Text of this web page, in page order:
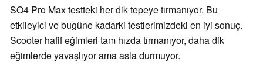
SO4 Pro Max testteki her dik tepeye tırmanıyor. Bu
etkileyici ve bugüne kadarki testlerimizdeki en iyi sonuç.
Scooter hafif eğimleri tam hızda tırmanıyor, daha dik
eğimlerde yavaşlıyor ama asla durmuyor.